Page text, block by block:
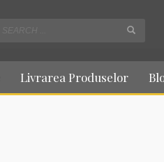
Livrarea Produselor